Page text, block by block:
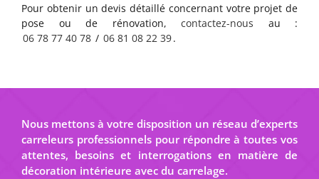
Pour obtenir un devis détaillé concernant votre projet de
pose ou de rénovation, contactez-nous au :
06 78 77 40 78 / 06 81 08 22 39.
Nous mettons à votre disposition un réseau d’experts
carreleurs professionnels pour répondre à toutes vos
attentes, besoins et interrogations en matière de
décoration intérieure avec du carrelage.